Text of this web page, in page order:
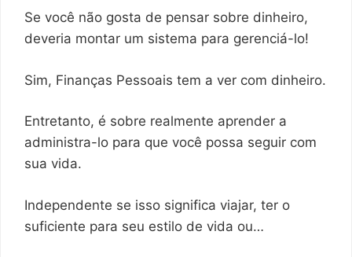
Se você não gosta de pensar sobre dinheiro,
deveria montar um sistema para gerenciá-lo!
Sim, Finanças Pessoais tem a ver com dinheiro.
Entretanto, é sobre realmente aprender a
administra-lo para que você possa seguir com
sua vida.
Independente se isso significa viajar, ter o
suficiente para seu estilo de vida ou…